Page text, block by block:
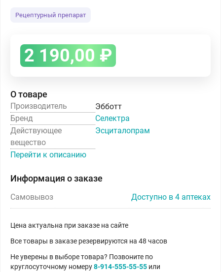
Рецептурный препарат
2 190,00 ₽
О товаре
Производитель
Эбботт
Бренд
Селектра
Действующее
вещество
Эсциталопрам
Перейти к описанию
Информация о заказе
Самовывоз Доступно в 4 аптеках
Цена актуальна при заказе на сайте
Все товары в заказе резервируются на 48 часов
Не уверены в выборе товара? Позвоните по
круглосуточному номеру8-914-555-55-55 или